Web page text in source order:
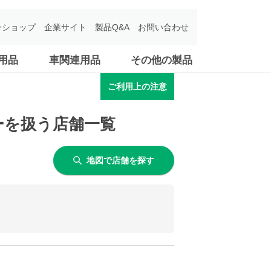
品 車関連用品 その他の製品
ョップ 企業サイト 製品Q&A お問い合わせ
ご利用上の注意
扱う店舗一覧
地図で店舗を探す